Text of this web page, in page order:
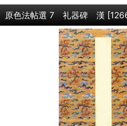
原色法帖選 7 礼器碑 漢 [